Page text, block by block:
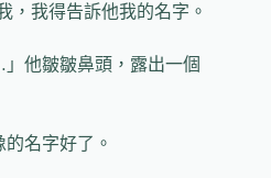
，我得告訴他我的名字。
他皺皺鼻頭，露出一個
的名字好了。